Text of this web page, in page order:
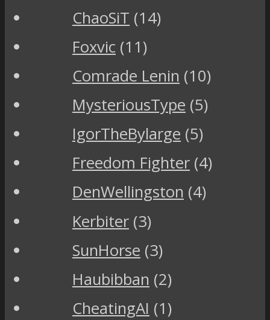
ChaoSiT (14)
Foxvic (11)
Comrade Lenin (10)
MysteriousType (5)
IgorTheBylarge (5)
Freedom Fighter (4)
DenWellingston (4)
Kerbiter (3)
SunHorse (3)
Haubibban (2)
CheatingAI (1)